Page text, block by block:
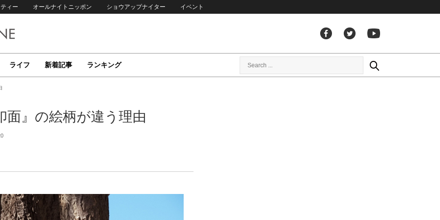
ィー オールナイトニッポン ショウアップナイター イベント
ライフ 新着記事 ランキング
面』の絵柄が違う理由